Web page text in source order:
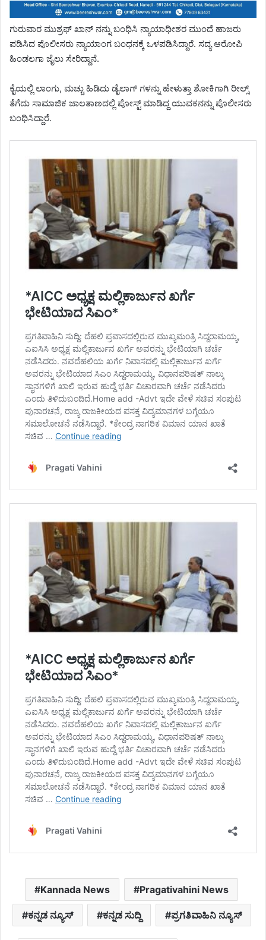
ಗುರುವಾರ ಮುಶ್ರಫ್ ಖಾನ್ ನನ್ನು ಬಂಧಿಸಿ ನ್ಯಾಯಾಧೀಶರ ಮುಂದೆ ಹಾಜರು
ಪಡಿಸಿದ ಪೊಲೀಸರು ನ್ಯಾಯಾಂಗ ಬಂಧನಕ್ಕೆ ಒಳಪಡಿಸಿದ್ದಾರೆ. ಸದ್ಯ ಆರೋಪಿ
ಹಿಂಡಲಗಾ ಜೈಲು ಸೇರಿದ್ದಾನೆ.
ಕೈಯಲ್ಲಿ ಲಾಂಗು, ಮಚ್ಚು ಹಿಡಿದು ಡೈಲಾಗ್ ಗಳನ್ನು ಹೇಳುತ್ತಾ ಶೋಕಿಗಾಗಿ ರೀಲ್ಸ್
ತೆಗೆದು ಸಾಮಾಜಿಕ ಜಾಲತಾಣದಲ್ಲಿ ಪೋಸ್ಟ್ ಮಾಡಿದ್ದ ಯುವಕನನ್ನು ಪೊಲೀಸರು
ಬಂಧಿಸಿದ್ದಾರೆ.
Kannada News Pragativahini News
ಕನ್ನಡ ನ್ಯೂಸ್ ಕನ್ನಡ ಸುದ್ದಿ ಪ್ರಗತಿವಾಹಿನಿ ನ್ಯೂಸ್